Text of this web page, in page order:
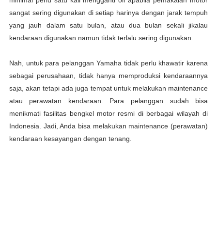
sangat sering digunakan di setiap harinya dengan jarak tempuh
yang jauh dalam satu bulan, atau dua bulan sekali jikalau
kendaraan digunakan namun tidak terlalu sering digunakan.
Nah, untuk para pelanggan Yamaha tidak perlu khawatir karena
sebagai perusahaan, tidak hanya memproduksi kendaraannya
saja, akan tetapi ada juga tempat untuk melakukan maintenance
atau perawatan kendaraan. Para pelanggan sudah bisa
menikmati fasilitas bengkel motor resmi di berbagai wilayah di
Indonesia. Jadi, Anda bisa melakukan maintenance (perawatan)
kendaraan kesayangan dengan tenang.